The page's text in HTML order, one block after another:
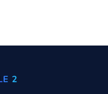
2